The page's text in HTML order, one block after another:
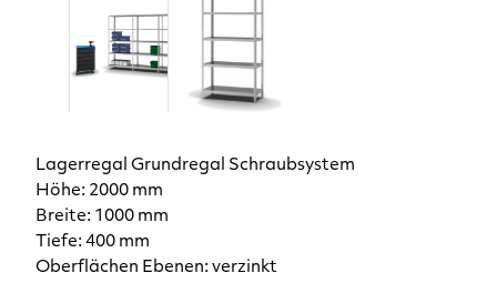
Lagerregal Grundregal Schraubsystem
Höhe: 2000 mm
Breite: 1000 mm
Tiefe: 400 mm
Oberflächen Ebenen: verzinkt